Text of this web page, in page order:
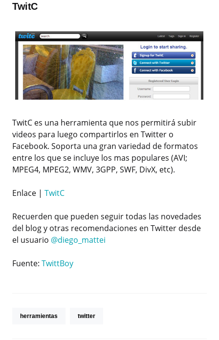
TwitC
TwitC es una herramienta que nos permitirá subir
videos para luego compartirlos en Twitter o
Facebook. Soporta una gran variedad de formatos
entre los que se incluye los mas populares (AVI;
MPEG4, MPEG2, WMV, 3GPP, SWF, DivX, etc).
Enlace | TwitC
Recuerden que pueden seguir todas las novedades
del blog y otras recomendaciones en Twitter desde
el usuario @diego_mattei
Fuente: TwittBoy
herramientas twitter